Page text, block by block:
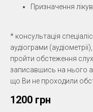
Призначення
* консультація
аудіограми
пройти обстеження
записавшись на нього
що Ви не проходили
1200 грн